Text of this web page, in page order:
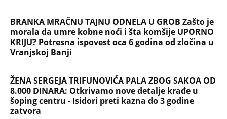
BRANKA MRAČNU TAJNU ODNELA U GROB Zašto je
morala da umre kobne noći i šta komšije UPORNO
KRIJU? Potresna ispovest oca 6 godina od zločina u
Vranjskoj Banji
ŽENA SERGEJA TRIFUNOVIĆA PALA ZBOG SAKOA OD
8.000 DINARA: Otkrivamo nove detalje krađe u
šoping centru - Isidori preti kazna do 3 godine
zatvora